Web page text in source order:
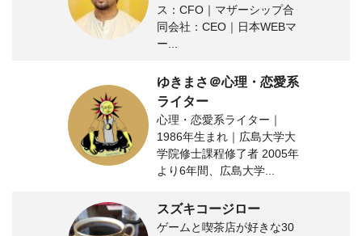
ス：CFO｜マザーシップ合
同会社：CEO｜日本WEBマ
ー...
ゆきまさ＠心理・恋愛系
ライター
心理・恋愛系ライター｜
1986年生まれ｜広島大学大
学院修士課程修了者 2005年
より6年間、広島大学...
スズキコージロー
ゲームと喫茶店が好きな30